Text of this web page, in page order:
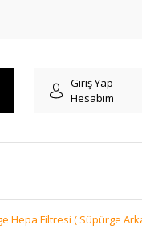
Giriş Yap
Hesabım
Filtresi ( Süpürge Arka